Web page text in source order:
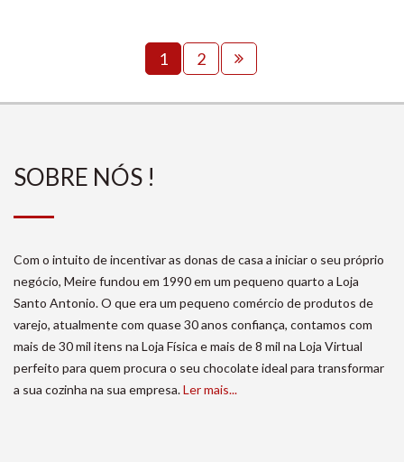
1 2
SOBRE NÓS !
Com o intuito de incentivar as donas de casa a iniciar o seu próprio
negócio, Meire fundou em 1990 em um pequeno quarto a Loja
Santo Antonio. O que era um pequeno comércio de produtos de
varejo, atualmente com quase 30 anos confiança, contamos com
mais de 30 mil itens na Loja Física e mais de 8 mil na Loja Virtual
perfeito para quem procura o seu chocolate ideal para transformar
a sua cozinha na sua empresa.Ler mais...